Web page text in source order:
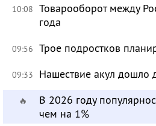
10:08 Товарооборот между
года
09:56 Трое подростков
09:33 Нашествие акул дошло
🔥
В 2026 году
чем на 1%